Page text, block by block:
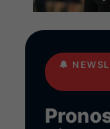
🔔